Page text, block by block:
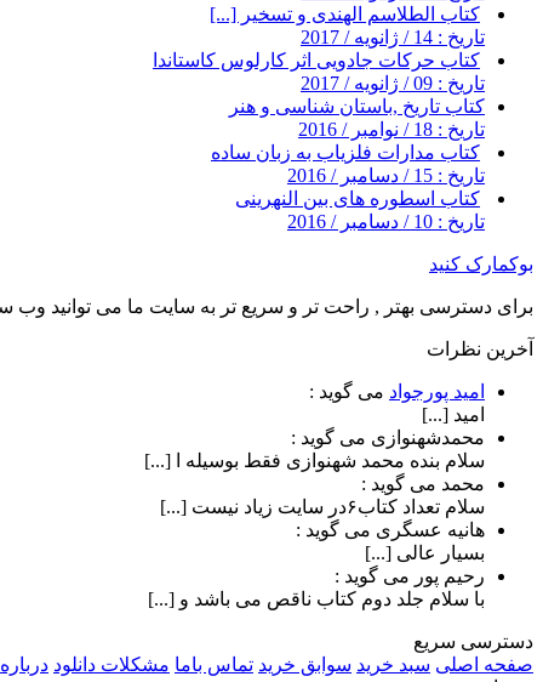
کتاب الطلاسم الهندی و تسخیر [...]
تاریخ : 14 / ژانویه / 2017
کتاب حرکات جادویی اثر کارلوس کاستاندا
تاریخ : 09 / ژانویه / 2017
کتاب تاریخ ,باستان شناسی و هنر
تاریخ : 18 / نوامبر / 2016
کتاب مدارات فلزیاب به زبان ساده
تاریخ : 15 / دسامبر / 2016
کتاب اسطوره های بین النهرینی
تاریخ : 10 / دسامبر / 2016
بوکمارک کنید
برای دسترسی بهتر , راحت تر و سریع تر به سایت ما می توانید وب
آخرین نظرات
امید پورجواد می گوید :
امید [...]
محمدشهنوازی می گوید :
سلام بنده محمد شهنوازی فقط بوسیله ا [...]
محمد می گوید :
سلام تعداد کتاب۶در سایت زیاد نیست [...]
هانیه عسگری می گوید :
بسیار عالی [...]
رحیم پور می گوید :
با سلام جلد دوم کتاب ناقص می باشد و [...]
دسترسی سریع
صفحه اصلی سبد خرید سوابق خرید تماس باما مشکلات دانلود